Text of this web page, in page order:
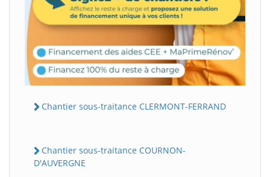
Chantier sous-traitance CLERMONT-FERRAND
Chantier sous-traitance COURNON-
D'AUVERGNE